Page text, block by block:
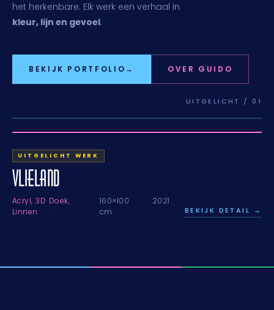
het herkenbare. Elk werk een verhaal in
kleur, lijn en gevoel.
BEKIJK PORTFOLIO → OVER GUIDO
UITGELICHT / 01
UITGELICHT WERK
VLIELAND
Acryl, 3D Doek,
Linnen
160×100
cm
2021
BEKIJK DETAIL →